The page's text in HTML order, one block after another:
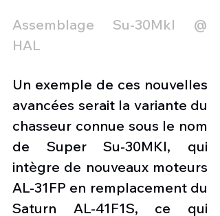
Assemblage Su-30MkI @
HAL
Un exemple de ces nouvelles
avancées serait la variante du
chasseur connue sous le nom
de Super Su-30MKI, qui
intègre de nouveaux moteurs
AL-31FP en remplacement du
Saturn AL-41F1S, ce qui